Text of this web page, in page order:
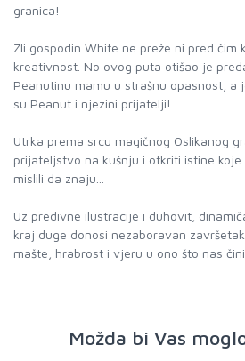
granica!
Zli gospodin White ne preže ni pred čim
kreativnost. No ovog puta otišao je
Peanutinu mamu u strašnu opasnost, a
su Peanut i njezini prijatelji!
Utrka prema srcu magičnog Oslikanog
prijateljstvo na kušnju i otkriti istine
mislili da znaju...
Uz predivne ilustracije i duhovit,
kraj duge donosi nezaboravan
mašte, hrabrost i vjeru u ono što nas
Možda bi Vas